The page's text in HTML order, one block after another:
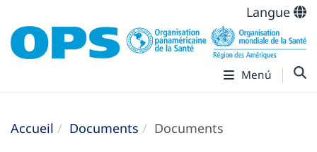
Langue
Menú
Accueil Documents Documents